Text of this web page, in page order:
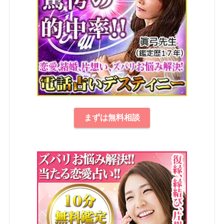
まずは無料相談